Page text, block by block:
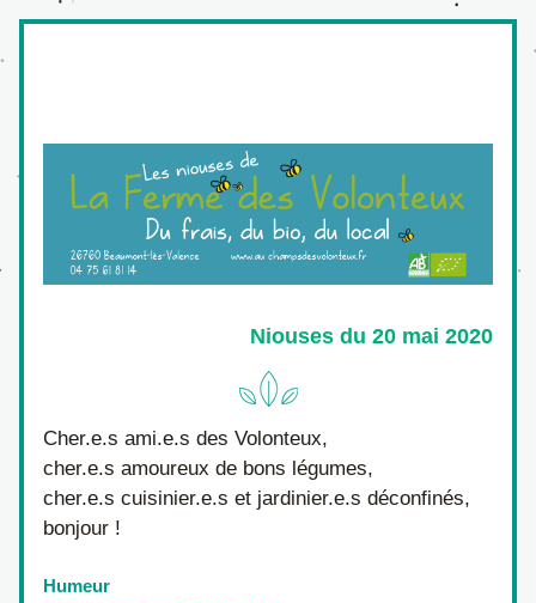
Niouses du 20 mai 2020
Cher.e.s ami.e.s des Volonteux,
cher.e.s amoureux de bons légumes,
cher.e.s cuisinier.e.s et jardinier.e.s déconfinés,
bonjour !
Humeur